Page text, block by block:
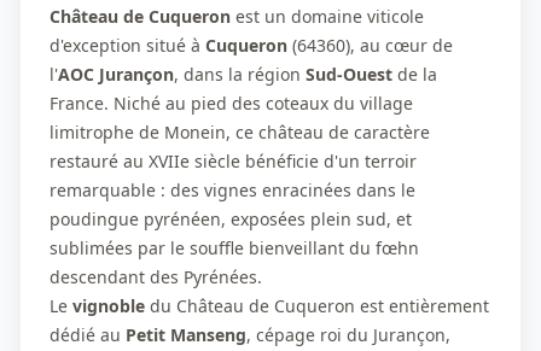
Château de Cuqueron est un domaine viticole
d'exception situé à Cuqueron (64360), au cœur de
l'AOC Jurançon, dans la région Sud-Ouest de la
France. Niché au pied des coteaux du village
limitrophe de Monein, ce château de caractère
restauré au XVIIe siècle bénéficie d'un terroir
remarquable : des vignes enracinées dans le
poudingue pyrénéen, exposées plein sud, et
sublimées par le souffle bienveillant du fœhn
descendant des Pyrénées.
Le vignoble du Château de Cuqueron est entièrement
dédié au Petit Manseng, cépage roi du Jurançon,